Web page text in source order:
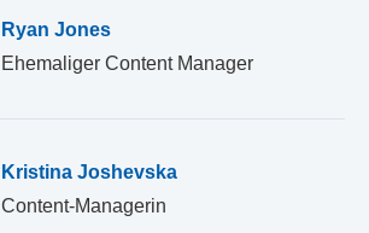
Ryan Jones
Ehemaliger Content Manager
Kristina Joshevska
Content-Managerin